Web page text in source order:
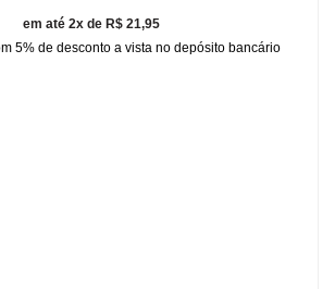
em até 2x de R$ 21,95
5% de desconto a vista no depósito bancário